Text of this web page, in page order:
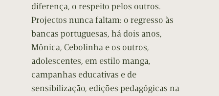
diferença, o respeito pelos outros.
Projectos nunca faltam: o regresso às
bancas portuguesas, há dois anos,
Mônica, Cebolinha e os outros,
adolescentes, em estilo manga,
campanhas educativas e de
sensibilização, edições pedagógicas na